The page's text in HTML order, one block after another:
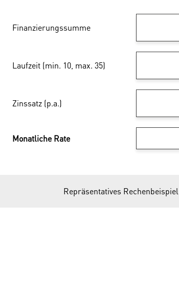
Finanzierungssumme
Laufzeit (min. 10, max. 35)
Zinssatz (p.a.)
Monatliche Rate
Repräsentatives Rechenbeispiel